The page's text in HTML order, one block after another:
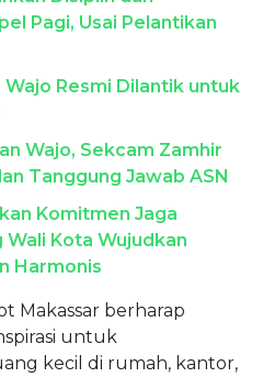
Pagi, Usai Pelantikan
Wajo Resmi Dilantik untuk
Wajo, Sekcam Zamhir
Tanggung Jawab ASN
Komitmen Jaga
Kota Wujudkan
Harmonis
Makassar berharap
untuk
kecil di rumah, kantor,